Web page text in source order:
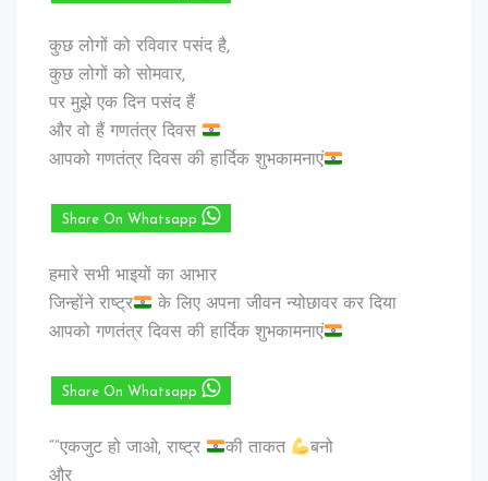
कुछ लोगों को रविवार पसंद है,
कुछ लोगों को सोमवार,
पर मुझे एक दिन पसंद हैं
और वो हैं गणतंत्र दिवस
आपको गणतंत्र दिवस की हार्दिक शुभकामनाएं
Share On Whatsapp
हमारे सभी भाइयों का आभार
जिन्होंने राष्ट्र
के लिए अपना जीवन न्योछावर कर दिया
आपको गणतंत्र दिवस की हार्दिक शुभकामनाएं
Share On Whatsapp
“”एकजुट हो जाओ, राष्ट्र की ताकत
बनो
और